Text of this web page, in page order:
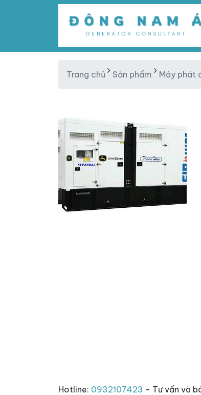
Trang chủ Sản phẩm Máy phát
Hotline: 0932107423 - Tư vấn và